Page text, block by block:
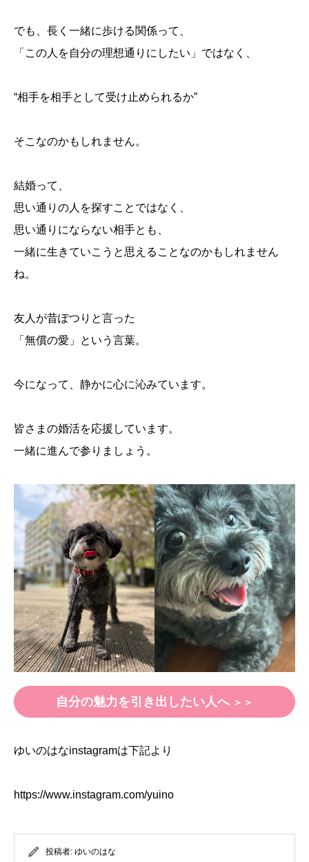
でも、長く一緒に歩ける関係って、
「この人を自分の理想通りにしたい」ではなく、
“相手を相手として受け止められるか”
そこなのかもしれません。
結婚って、
思い通りの人を探すことではなく、
思い通りにならない相手とも、
一緒に生きていこうと思えることなのかもしれません
ね。
友人が昔ぽつりと言った
「無償の愛」という言葉。
今になって、静かに心に沁みています。
皆さまの婚活を応援しています。
一緒に進んで参りましょう。
自分の魅力を引き出したい人へ＞＞
ゆいのはなinstagramは下記より
https://www.instagram.com/yuino
投稿者: ゆいのはな